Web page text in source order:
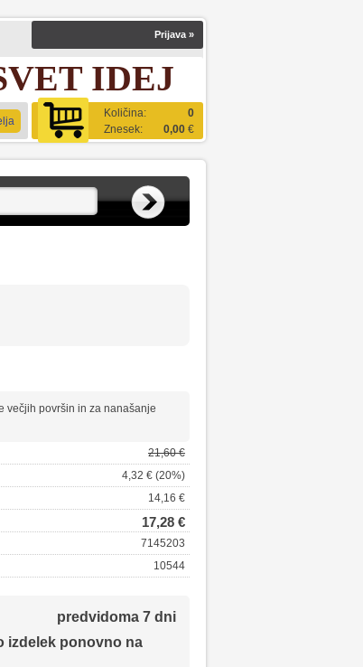
Prijava »
IDEJ
Količina:
0
Znesek:
0,00 €
večjih površin in za nanašanje
21,60 €
4,32 € (20%)
14,16 €
17,28 €
7145203
10544
predvidoma 7 dni
izdelek ponovno na